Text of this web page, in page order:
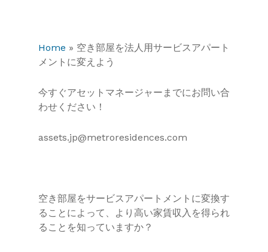
Home » 空き部屋を法人用サービスアパート
メントに変えよう
今すぐアセットマネージャーまでにお問い合
わせください！
assets.jp@metroresidences.com
空き部屋をサービスアパートメントに変換す
ることによって、より高い家賃収入を得られ
ることを知っていますか？